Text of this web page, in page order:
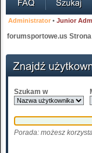
Administrator • Junior
forumsportowe.us Strona
Szukam w
Porada: możesz